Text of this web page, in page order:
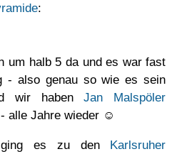
:
um halb 5 da und es war fast
- also genau so wie es sein
wir habenJan Malspöler
alle Jahre wieder ☺
ging es zu den Karlsruher